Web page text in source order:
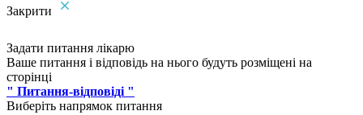
Закрити
Задати питання лікарю
Ваше питання і відповідь на нього будуть розміщені на
сторінці
" Питання-відповіді "
Виберіть напрямок питання